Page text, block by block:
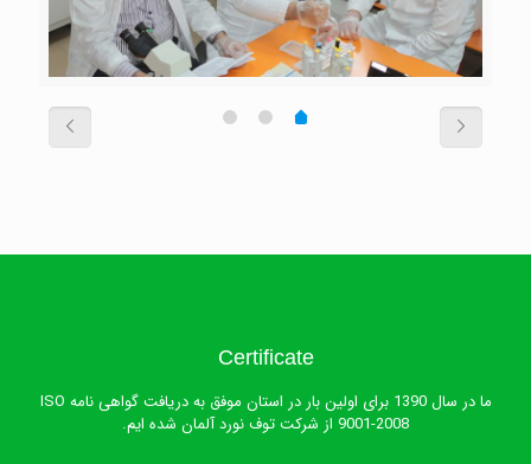
Certificate
ما در سال 1390 برای اولین بار در استان موفق به دریافت گواهی نامه ISO
9001-2008 از شرکت توف نورد آلمان شده ایم.